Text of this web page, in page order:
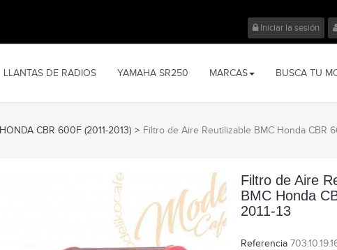
Iniciar la sesión
LLANTAS DE RADIOS YAMAHA SR250 MARCAS BUSCA TU
HONDA CBR 600F (2011-2013) > Filtro de Aire Reutilizable BMC Honda CBR
Filtro de Aire
BMC Honda
2011-13
Referencia